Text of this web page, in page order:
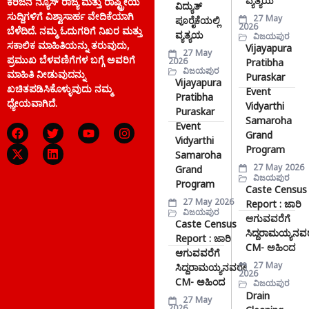
ಕರಿಜನ ನ್ಯೂಸ್ ರಾಜ್ಯ ಮತ್ತು ರಾಷ್ಟ್ರೀಯ
ಸುದ್ದಿಗಳಿಗೆ ವಿಶ್ವಾಸಾರ್ಹ ವೇದಿಕೆಯಾಗಿ
ಬೆಳೆದಿದೆ. ನಮ್ಮ ಓದುಗರಿಗೆ ನಿಖರ ಮತ್ತು
ಸಕಾಲಿಕ ಮಾಹಿತಿಯನ್ನು ತರುವುದು,
ಪ್ರಮುಖ ಬೆಳವಣಿಗೆಗಳ ಬಗ್ಗೆ ಅವರಿಗೆ
ಮಾಹಿತಿ ನೀಡುವುದನ್ನು
ಖಚಿತಪಡಿಸಿಕೊಳ್ಳುವುದು ನಮ್ಮ
ಧ್ಯೇಯವಾಗಿದೆ.
ವಿದ್ಯುತ್
ಪೂರೈಕೆಯಲ್ಲಿ
ವ್ಯತ್ಯಯ
27 May
2026
ವಿಜಯಪುರ
Vijayapura
Pratibha
Puraskar
Event
Vidyarthi
Samaroha
Grand
Program
27 May 2026
ವಿಜಯಪುರ
Caste Census
Report : ಜಾರಿ
ಆಗುವವರೆಗೆ
ಸಿದ್ದರಾಮಯ್ಯನವರೇ
CM- ಅಹಿಂದ
27 May
27 May
2026
ವಿಜಯಪುರ
Vijayapura
Pratibha
Puraskar
Event
Vidyarthi
Samaroha
Grand
Program
27 May 2026
ವಿಜಯಪುರ
Caste Census
Report : ಜಾರಿ
ಆಗುವವರೆಗೆ
CM- ಅಹಿಂದ
27 May
2026
ವಿಜಯಪುರ
Drain